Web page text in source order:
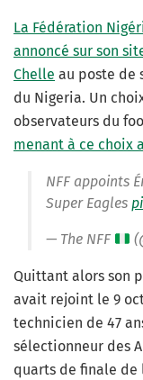
La Fédération
annoncé sur son
Chelle au poste de
du Nigeria. Un
observateurs du
menant à ce choix
NFF appoints
Super Eagles
— The NFF
Quittant alors son
avait rejoint le 9
technicien de 47
sélectionneur des
quarts de finale de